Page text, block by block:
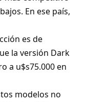
En ese país,
es de
la versión Dark
a u$s75.000 en
modelos no